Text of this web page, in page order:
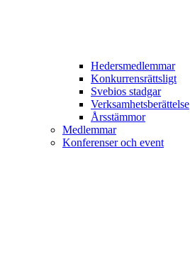
Hedersmedlemmar
Konkurrensrättsligt
Svebios stadgar
Verksamhetsberättelse
Årsstämmor
Medlemmar
Konferenser och event